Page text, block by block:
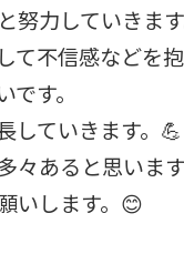
努力していきます
て不信感などを
す。
していきます。💪
々あると思いま
いします。😊